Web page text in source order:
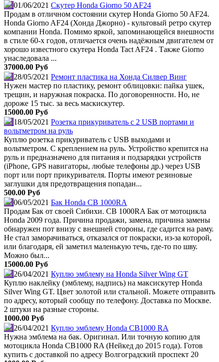
01/06/2021 Скутер Honda Giorno 50 AF24
Продам в отличном состоянии скутер Honda Giorno 50 AF24.
Honda Giorno AF24 (Хонда Джорно) - культовый ретро скутер
компании Honda. Помимо яркой, запоминающейся внешности
в стиле 60-х годов, отличается очень надёжным двигателем от
хорошо известного скутера Honda Tact AF24 . Также Giorno
унаследовала ...
37000.00 Руб
28/05/2021 Ремонт пластика на Хонда Силвер Винг
Нужен мастер по пластику, ремонт облицовки: пайка ушек,
трещин, и наружная покраска. По договоренности. Но, не
дороже 15 тыс. за весь маскискутер.
15000.00 Руб
18/05/2021 Розетка прикуриватель с 2 USB портами и
вольтметром на руль
Куплю розетка прикуриватель с USB выходами и
вольтметром. С креплением на руль. Устройство крепится на
руль и предназначено для питания и подзарядки устройств
(iPhone, GPS навигаторы, любые телефоны др.) через USB
порт или порт прикуривателя. Порты имеют резиновые
заглушки для предотвращения попадан...
500.00 Руб
06/05/2021 Бак Honda CB 1000RA
Продам Бак от своей Сибихи. CB 1000RA Бак от мотоцикла
Honda 2009 года. Причина продажи, замена, причина замены
обнаружен пот внизу с внешней стороны, где садится на раму.
Не стал заморачиваться, отказался от покраски, из-за которой,
или благодаря, ей заметил маленькую течь, где-то по шву.
Можно был...
15000.00 Руб
26/04/2021 Куплю эмблему на Honda Silver Wing GT
Куплю наклейку (эмблему, надпись) на максискутер Honda
Silver Wing GT. Цвет золотой или стальной. Можете отправить
по адресу, который сообщу по телефону. Доставка по Москве.
2 штуки на разные стороны.
1000.00 Руб
26/04/2021 Куплю эмблему Honda CB1000 RA
Нужна эмблема на бак. Оригинал. Или точную копию для
мотоцикла Honda CB1000 RA (Нейкед до 2015 года). Готов
купить с доставкой по адресу Волгоградский проспект 20